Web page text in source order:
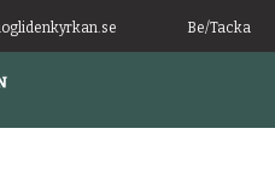
Be/Tacka